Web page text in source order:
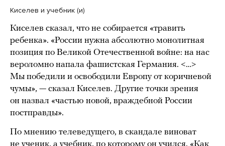
Киселев и учебник (и)
Киселев сказал, что не собирается «травить
ребенка». «России нужна абсолютно монолитная
позиция по Великой Отечественной войне: на нас
вероломно напала фашистская Германия. <…>
Мы победили и освободили Европу от коричневой
чумы», — сказал Киселев. Другие точки зрения
он назвал «частью новой, враждебной России
постправды».
По мнению телеведущего, в скандале виноват
не ученик, а учебник, по которому он учился. «Как